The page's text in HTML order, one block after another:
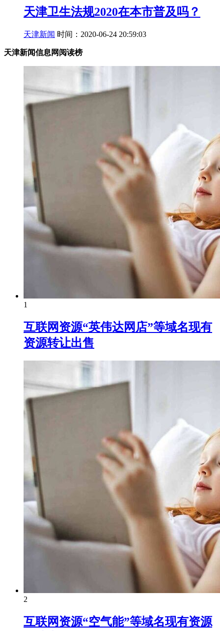
天津卫生法规2020在本市普及吗？
天津新闻 时间：2020-06-24 20:59:03
天津新闻信息网阅读榜
1
互联网资源“英伟达网店”等域名现有
资源转让出售
2
互联网资源“空气能”等域名现有资源